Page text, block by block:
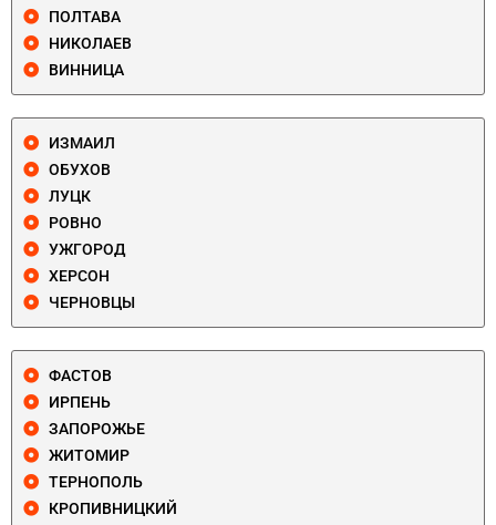
ПОЛТАВА
НИКОЛАЕВ
ВИННИЦА
ИЗМАИЛ
ОБУХОВ
ЛУЦК
РОВНО
УЖГОРОД
ХЕРСОН
ЧЕРНОВЦЫ
ФАСТОВ
ИРПЕНЬ
ЗАПОРОЖЬЕ
ЖИТОМИР
ТЕРНОПОЛЬ
КРОПИВНИЦКИЙ